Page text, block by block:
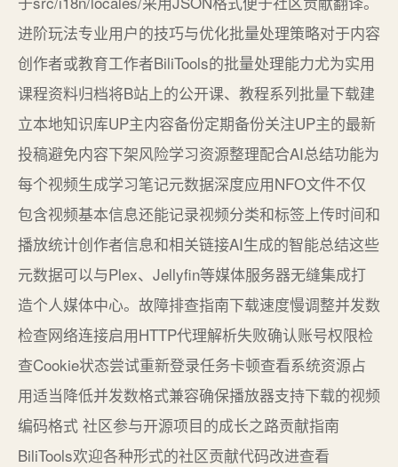
进阶玩法专业用户的技巧与优化批量处理策略对于内容
创作者或教育工作者BiliTools的批量处理能力尤为实用
课程资料归档将B站上的公开课、教程系列批量下载建
立本地知识库UP主内容备份定期备份关注UP主的最新
投稿避免内容下架风险学习资源整理配合AI总结功能为
每个视频生成学习笔记元数据深度应用NFO文件不仅
包含视频基本信息还能记录视频分类和标签上传时间和
播放统计创作者信息和相关链接AI生成的智能总结这些
元数据可以与Plex、Jellyfin等媒体服务器无缝集成打
造个人媒体中心。故障排查指南下载速度慢调整并发数
检查网络连接启用HTTP代理解析失败确认账号权限检
查Cookie状态尝试重新登录任务卡顿查看系统资源占
用适当降低并发数格式兼容确保播放器支持下载的视频
编码格式 社区参与开源项目的成长之路贡献指南
BiliTools欢迎各种形式的社区贡献代码改进查看